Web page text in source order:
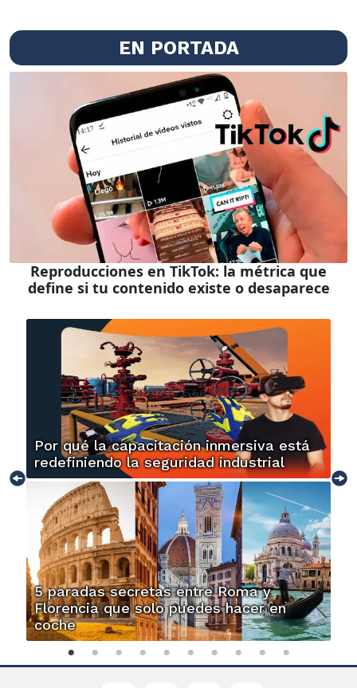
EN PORTADA
Reproducciones en TikTok: la métrica que
define si tu contenido existe o desaparece
Por qué la capacitación inmersiva está
redefiniendo la seguridad industrial
5 paradas secretas entre Roma y
Florencia que solo puedes hacer en
coche